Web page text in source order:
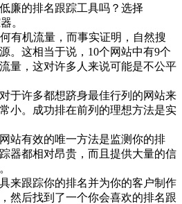
廉的排名跟踪工具吗？选择
。
有机流量，而事实证明，自然搜
。这相当于说，10个网站中有9个
量，这对许多人来说可能是不公平
于许多都想跻身最佳行列的网站来
小。成功排在前列的理想方法是实
站有效的唯一方法是监测你的排
器都相对昂贵，而且提供大量的信
来跟踪你的排名并为你的客户制作
然后找到了一个你会喜欢的排名跟